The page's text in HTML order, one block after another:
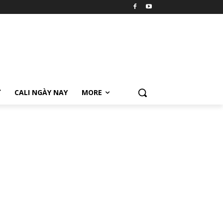
CALI NGÀY NAY MORE